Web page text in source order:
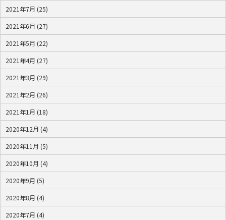
2021年7月 (25)
2021年6月 (27)
2021年5月 (22)
2021年4月 (27)
2021年3月 (29)
2021年2月 (26)
2021年1月 (18)
2020年12月 (4)
2020年11月 (5)
2020年10月 (4)
2020年9月 (5)
2020年8月 (4)
2020年7月 (4)